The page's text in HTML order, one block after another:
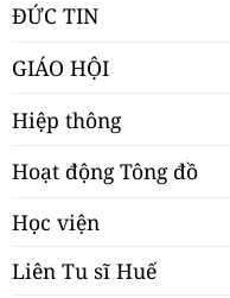
ĐỨC TIN
GIÁO HỘI
Hiệp thông
Hoạt động Tông đồ
Học viện
Liên Tu sĩ Huế